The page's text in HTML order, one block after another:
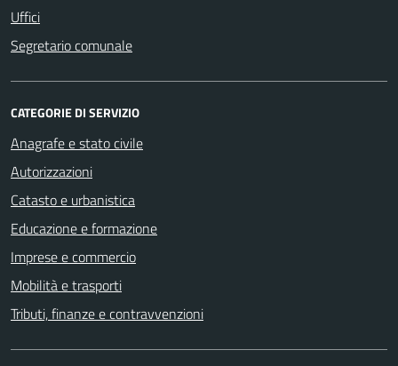
Uffici
Segretario comunale
CATEGORIE DI SERVIZIO
Anagrafe e stato civile
Autorizzazioni
Catasto e urbanistica
Educazione e formazione
Imprese e commercio
Mobilità e trasporti
Tributi, finanze e contravvenzioni